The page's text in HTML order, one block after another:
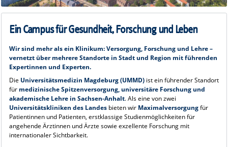
INTRANET
Ein Campus für Gesundheit, Forschung und Leben
Wir sind mehr als ein Klinikum: Versorgung, Forschung und Lehre –
vernetzt über mehrere Standorte in Stadt und Region mit führenden
Expertinnen und Experten.
Die Universitätsmedizin Magdeburg (UMMD)ist ein führender Standort
für medizinische Spitzenversorgung, universitäre Forschung und
akademische Lehre in Sachsen-Anhalt. Als eine von zwei
Universitätskliniken des Landesbieten wir Maximalversorgungfür
Patientinnen und Patienten, erstklassige Studienmöglichkeiten für
angehende Ärztinnen und Ärzte sowie exzellente Forschung mit
internationaler Sichtbarkeit.